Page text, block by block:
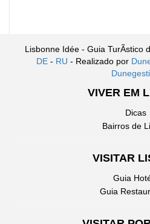
Lisbonne Idée - Guia TurÃ­stico
DE - RU - Realizado por
VIVER EM
Dicas
Bairros de
VISITAR
Guia
Guia